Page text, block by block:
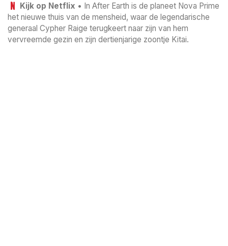
Kijk op Netflix • In After Earth is de planeet Nova Prime
het nieuwe thuis van de mensheid, waar de legendarische
generaal Cypher Raige terugkeert naar zijn van hem
vervreemde gezin en zijn dertienjarige zoontje Kitai.